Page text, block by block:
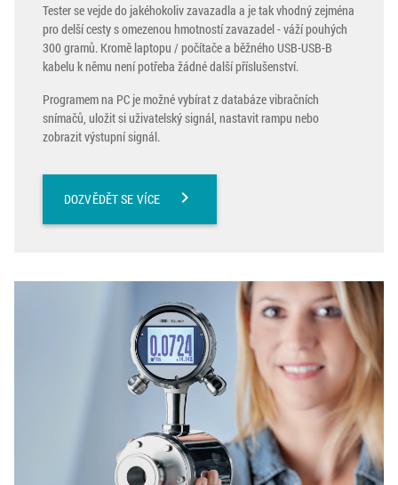
Tester se vejde do jakéhokoliv zavazadla a je tak vhodný zejména
pro delší cesty s omezenou hmotností zavazadel - váží pouhých
300 gramů. Kromě laptopu / počítače a běžného USB-USB-B
kabelu k němu není potřeba žádné další příslušenství.
Programem na PC je možné vybírat z databáze vibračních
snímačů, uložit si uživatelský signál, nastavit rampu nebo
zobrazit výstupní signál.
DOZVĚDĚT SE VÍCE chevron_right